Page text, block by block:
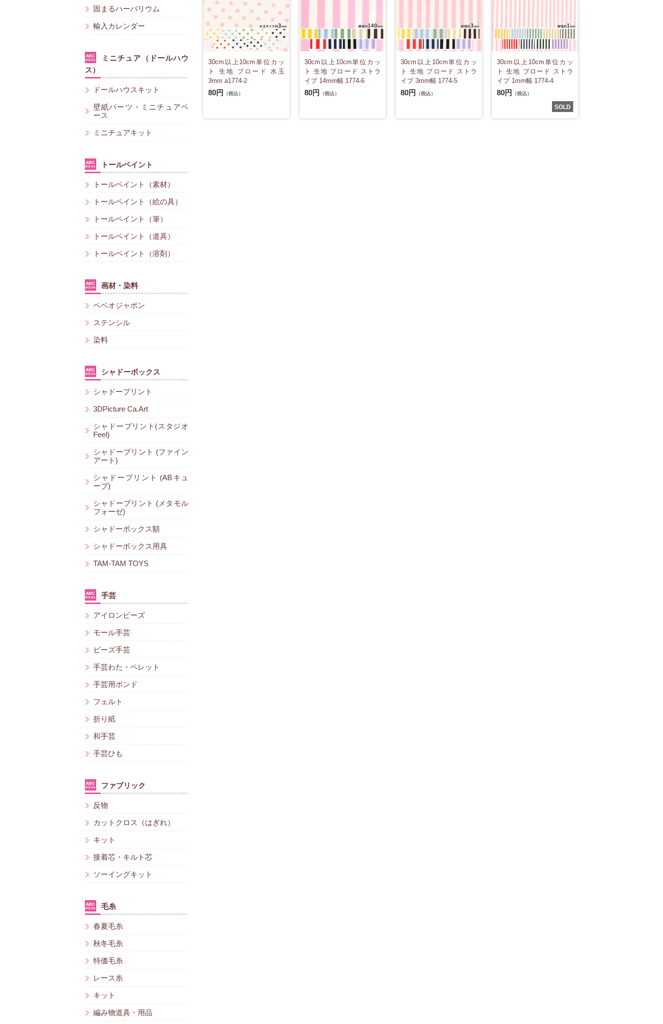
30cm以上10cm単位カッ
ト 生地 ブロード 水玉
3mm a1774-2
80円 （税込）
30cm以上10cm単位カッ
ト 生地 ブロード ストラ
イプ 14mm幅 1774-6
80円 （税込）
30cm以上10cm単位カッ
ト 生地 ブロード ストラ
イプ 3mm幅 1774-5
80円 （税込）
30cm以上10cm単位カッ
ト 生地 ブロード ストラ
イプ 1mm幅 1774-4
80円 （税込）
SOLD
固まるハーバリウム
輸入カレンダー
ミニチュア（ドールハウ
ス）
ドールハウスキット
壁紙パーツ・ミニチュアベ
ース
ミニチュアキット
トールペイント
トールペイント（素材）
トールペイント（絵の具）
トールペイント（筆）
トールペイント（道具）
トールペイント（溶剤）
画材・染料
ペベオジャポン
ステンシル
染料
シャドーボックス
シャドープリント
3DPicture Ca.Art
シャドープリント(スタジオ
Feel)
シャドープリント (ファイン
アート)
シャドープリント (ABキュ
ーブ)
シャドープリント (メタモル
フォーゼ)
シャドーボックス額
シャドーボックス用具
TAM-TAM TOYS
手芸
アイロンビーズ
モール手芸
ビーズ手芸
手芸わた・ペレット
手芸用ボンド
フェルト
折り紙
和手芸
手芸ひも
ファブリック
反物
カットクロス（はぎれ）
キット
接着芯・キルト芯
ソーイングキット
毛糸
春夏毛糸
秋冬毛糸
特価毛糸
レース糸
キット
編み物道具・用品